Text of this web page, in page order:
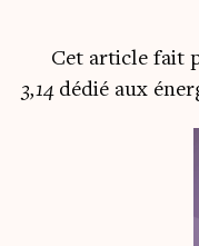
Cet article fait
3,14dédié aux